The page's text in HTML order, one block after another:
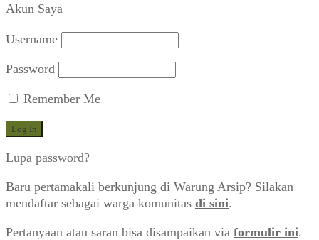
Akun Saya
Username
Password
Remember Me
Lupa password?
Baru pertamakali berkunjung di Warung Arsip? Silakan
mendaftar sebagai warga komunitas di sini.
Pertanyaan atau saran bisa disampaikan via formulir ini.